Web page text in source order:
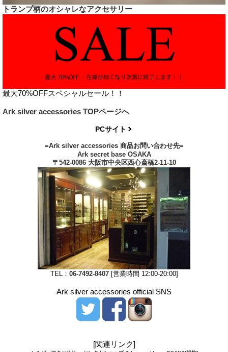
トランプ柄のオシャレなアクセサリー
最大70%OFFスペシャルセール！！
Ark silver accessories TOPページへ
PCサイト
=Ark silver accessories 商品お問い合わせ先=
Ark secret base OSAKA
〒542-0086 大阪市中央区西心斎橋2-11-10
TEL： 06-7492-8407[営業時間 12:00-20:00]
Ark silver accessories official SNS
[関連リンク]